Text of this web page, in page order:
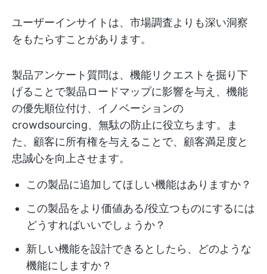
ユーザーインサイトは、市場調査よりも深い洞察
をもたらすことがあります。
製品アンケート質問は、機能リクエストを掘り下
げることで製品ロードマップに影響を与え、機能
の優先順位付け、イノベーションの
crowdsourcing、無駄の防止に役立ちます。ま
た、顧客に所有権を与えることで、顧客満足度と
忠誠心を向上させます。
この製品に追加してほしい機能はありますか？
この製品をより価値ある/役立つものにするには
どうすればいいでしょうか？
新しい機能を設計できるとしたら、どのような
機能にしますか？